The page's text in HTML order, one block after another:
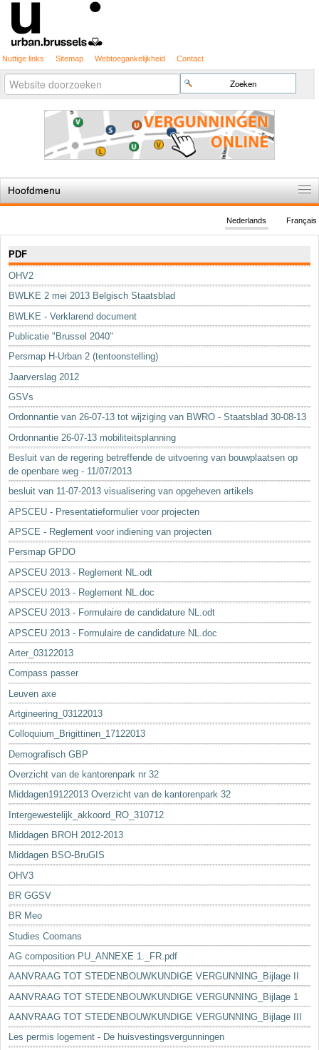
Nuttige links Sitemap Webtoegankelijkheid Contact
Zoek
Geavanceerd
zoeken...
Hoofdmenu
De spelregels
Stedenbouwkundige vergunning
Cartografie
Studies en publicaties
Sleutelwoorden
Stedenbouwkundige inlichtingen
Français
Nederlands
PDF
OHV2
BWLKE 2 mei 2013 Belgisch Staatsblad
BWLKE - Verklarend document
Publicatie "Brussel 2040"
Persmap H-Urban 2 (tentoonstelling)
Jaarverslag 2012
GSVs
Ordonnantie van 26-07-13 tot wijziging van BWRO - Staatsblad 30-08-13
Ordonnantie 26-07-13 mobiliteitsplanning
Besluit van de regering betreffende de uitvoering van bouwplaatsen op
de openbare weg - 11/07/2013
besluit van 11-07-2013 visualisering van opgeheven artikels
APSCEU - Presentatieformulier voor projecten
APSCE - Reglement voor indiening van projecten
Persmap GPDO
APSCEU 2013 - Reglement NL.odt
APSCEU 2013 - Reglement NL.doc
APSCEU 2013 - Formulaire de candidature NL.odt
APSCEU 2013 - Formulaire de candidature NL.doc
Arter_03122013
Compass passer
Leuven axe
Artgineering_03122013
Colloquium_Brigittinen_17122013
Demografisch GBP
Overzicht van de kantorenpark nr 32
Middagen19122013 Overzicht van de kantorenpark 32
Intergewestelijk_akkoord_RO_310712
Middagen BROH 2012-2013
Middagen BSO-BruGIS
OHV3
BR GGSV
BR Meo
Studies Coomans
AG composition PU_ANNEXE 1._FR.pdf
AANVRAAG TOT STEDENBOUWKUNDIGE VERGUNNING_Bijlage II
AANVRAAG TOT STEDENBOUWKUNDIGE VERGUNNING_Bijlage 1
AANVRAAG TOT STEDENBOUWKUNDIGE VERGUNNING_Bijlage III
Les permis logement - De huisvestingsvergunningen